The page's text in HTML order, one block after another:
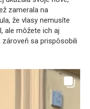
zamerala na
že vlasy nemusíte
ale môžete ich aj
sa prispôsobili